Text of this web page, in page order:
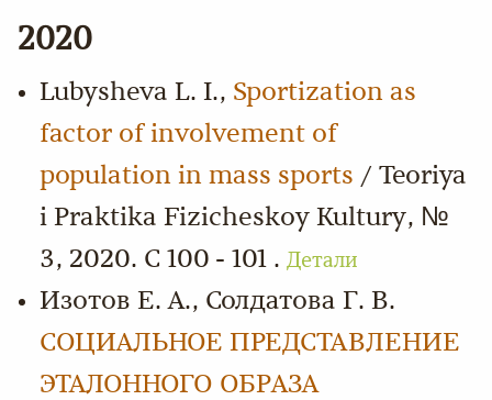
2020
Lubysheva L. I., Sportization as
factor of involvement of
population in mass sports / Teoriya
i Praktika Fizicheskoy Kultury, №
3, 2020. С 100 - 101 . Детали
Изотов Е. А., Солдатова Г. В.
СОЦИАЛЬНОЕ ПРЕДСТАВЛЕНИЕ
ЭТАЛОННОГО ОБРАЗА